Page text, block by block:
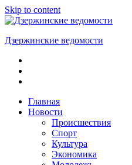
Skip to content
Дзержинские ведомости
ОБЩЕСТВЕННО-
ПОЛИТИЧЕСКАЯ
ГАЗЕТАГлавная
Новости
Происшествия
Спорт
Культура
Экономика